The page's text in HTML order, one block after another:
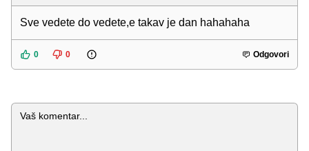
Sve vedete do vedete,e takav je dan hahahaha
0 0 Odgovori
Komentar